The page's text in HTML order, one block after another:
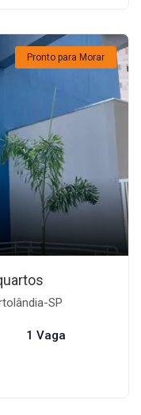
Pronto para Morar
SP
1 Vaga